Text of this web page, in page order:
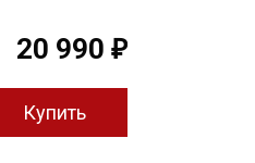
20 990 ₽